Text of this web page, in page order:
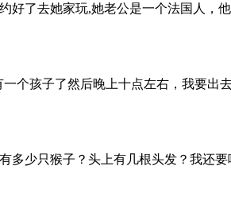
好了去她家玩,她老公是一个法国人，
个孩子了然后晚上十点左右，我要
多少只猴子？头上有几根头发？我还